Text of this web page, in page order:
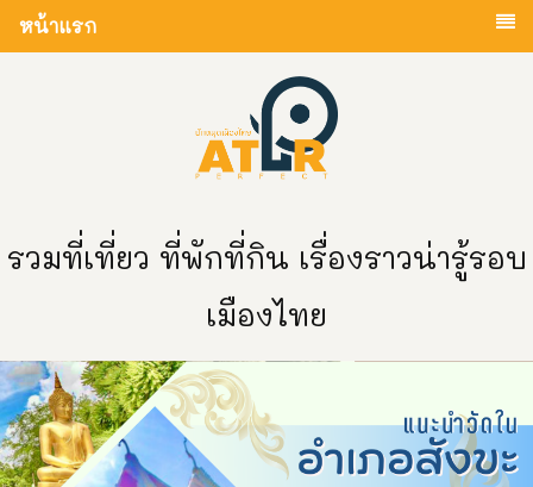
หน้าแรก
รวมที่เที่ยว ที่พักที่กิน เรื่องราวน่ารู้รอบ
เมืองไทย